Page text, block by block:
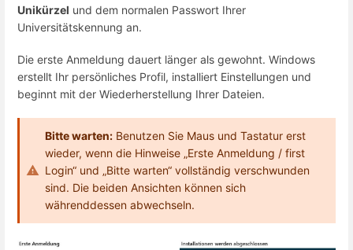
Unikürzel und dem normalen Passwort Ihrer
Universitätskennung an.
Die erste Anmeldung dauert länger als gewohnt. Windows
erstellt Ihr persönliches Profil, installiert Einstellungen und
beginnt mit der Wiederherstellung Ihrer Dateien.
Bitte warten: Benutzen Sie Maus und Tastatur erst
wieder, wenn die Hinweise „Erste Anmeldung / first
Login“ und „Bitte warten“ vollständig verschwunden
sind. Die beiden Ansichten können sich
währenddessen abwechseln.